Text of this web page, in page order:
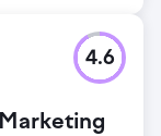
4.6